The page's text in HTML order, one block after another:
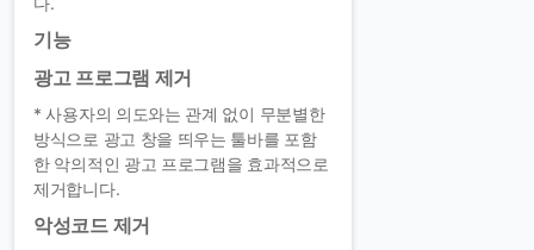
기능
광고 프로그램 제거
* 사용자의 의도와는 관계 없이 무분별한
방식으로 광고 창을 띄우는 툴바를 포함
한 악의적인 광고 프로그램을 효과적으로
제거합니다.
악성코드 제거